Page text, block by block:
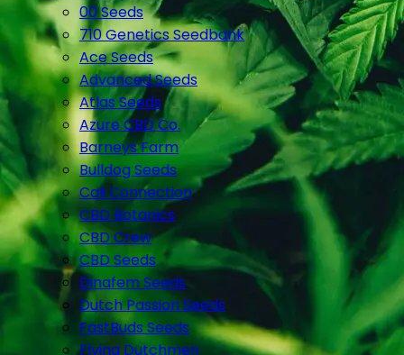
00 Seeds
710 Genetics Seedbank
Ace Seeds
Advanced Seeds
Atlas Seeds
Azure CBD Co.
Barneys Farm
Bulldog Seeds
Cali Connection
CBD Botanics
CBD Crew
CBD Seeds
Dinafem Seeds
Dutch Passion Seeds
FastBuds Seeds
Flying Dutchmen